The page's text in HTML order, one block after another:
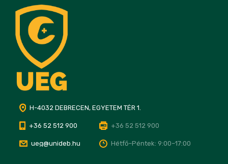
H-4032 DEBRECEN, EGYETEM TÉR 1.
+36 52 512 900 +36 52 512 900
ueg@unideb.hu Hétfő–Péntek: 9:00–17:00